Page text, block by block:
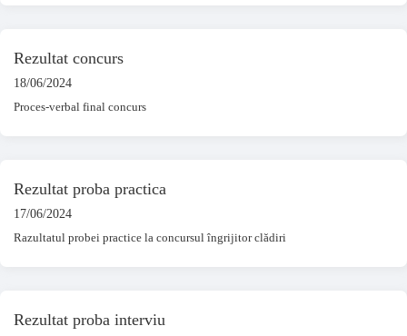
Rezultat concurs
18/06/2024
Proces-verbal final concurs
Rezultat proba practica
17/06/2024
Razultatul probei practice la concursul îngrijitor clădiri
Rezultat proba interviu